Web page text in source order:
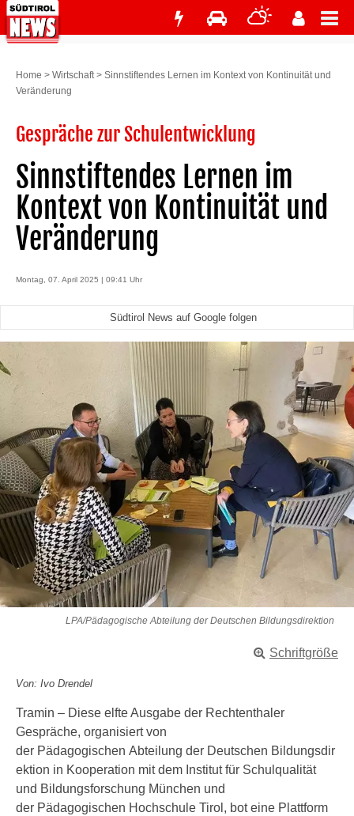
Home > Wirtschaft> Sinnstiftendes Lernen im Kontext von Kontinuität und
Veränderung
Gespräche zur Schulentwicklung
Sinnstiftendes Lernen im
Kontext von Kontinuität und
Veränderung
Montag, 07. April 2025 | 09:41 Uhr
Südtirol News auf Google folgen
LPA/Pädagogische Abteilung der Deutschen Bildungsdirektion
Schriftgröße
Von: Ivo Drendel
Tramin – Diese elfte Ausgabe der Rechtenthaler
Gespräche, organisiert von
der Pädagogischen Abteilung der Deutschen Bildungsdir
ektion in Kooperation mit dem Institut für Schulqualität
und Bildungsforschung München und
der Pädagogischen Hochschule Tirol, bot eine Plattform